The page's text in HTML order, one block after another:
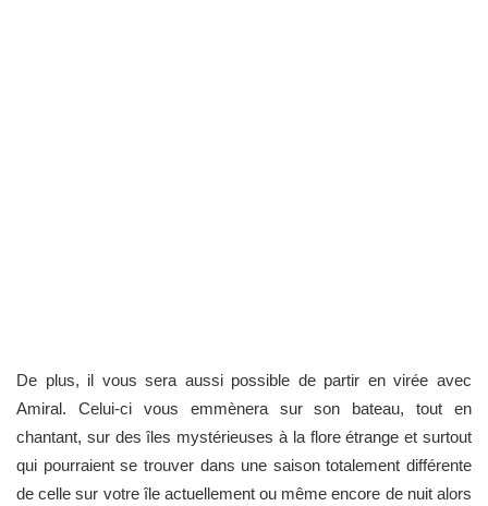
De plus, il vous sera aussi possible de partir en virée avec
Amiral. Celui-ci vous emmènera sur son bateau, tout en
chantant, sur des îles mystérieuses à la flore étrange et surtout
qui pourraient se trouver dans une saison totalement différente
de celle sur votre île actuellement ou même encore de nuit alors